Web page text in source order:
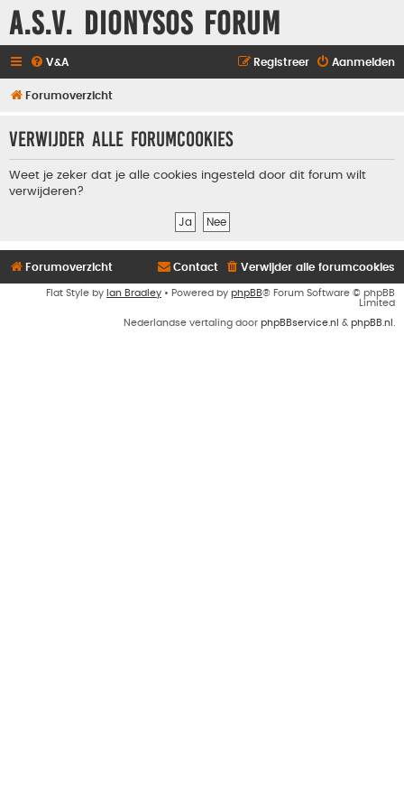
A.S.V. Dionysos Forum
V&A Aanmelden
Registreer
Forumoverzicht
Verwijder alle forumcookies
Weet je zeker dat je alle cookies ingesteld door dit forum wilt
verwijderen?
Forumoverzicht Verwijder alle forumcookies
Contact
Flat Style by Ian Bradley • Powered by phpBB® Forum Software © phpBB
Limited
Nederlandse vertaling door phpBBservice.nl & phpBB.nl